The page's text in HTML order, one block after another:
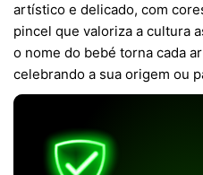
artístico e delicado, com
pincel que valoriza a cultura
o nome do bebé torna cada
celebrando a sua origem ou